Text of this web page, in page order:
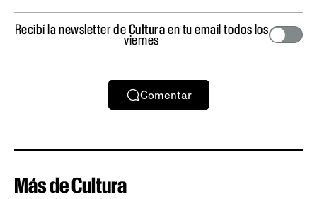
Recibí la newsletter deCulturaen tu email todos los
viernes
Comentar
Más de Cultura